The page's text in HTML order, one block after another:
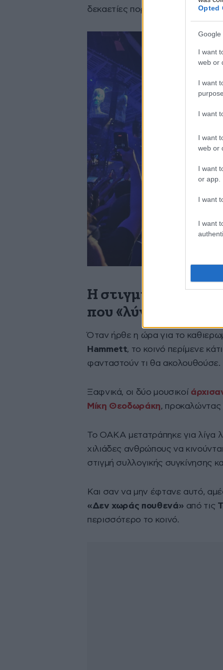
Opted
Google
I want
web or
I want
I want
I want
web or
I want
or app.
I want
I want
δεκαετίες πορείας του.
Η στιγμή με τον
που «λύγισε» το
Όταν ήρθε η ώρα για το
Hammett, το κοινό περίμενε
φανταστούν τι θα ακολουθούσε.
Ξαφνικά, οι δύο μουσικοί
Μίκη Θεοδωράκη, προκαλώντας
Το ΟΑΚΑ μετατράπηκε για λίγα
χιλιάδες ανθρώπους να
στιγμή συλλογικής συγκίνησης
Και σαν να μην έφτανε αυτό,
«Δεν χωράς πουθενά» από τις
περισσότερο το κοινό.